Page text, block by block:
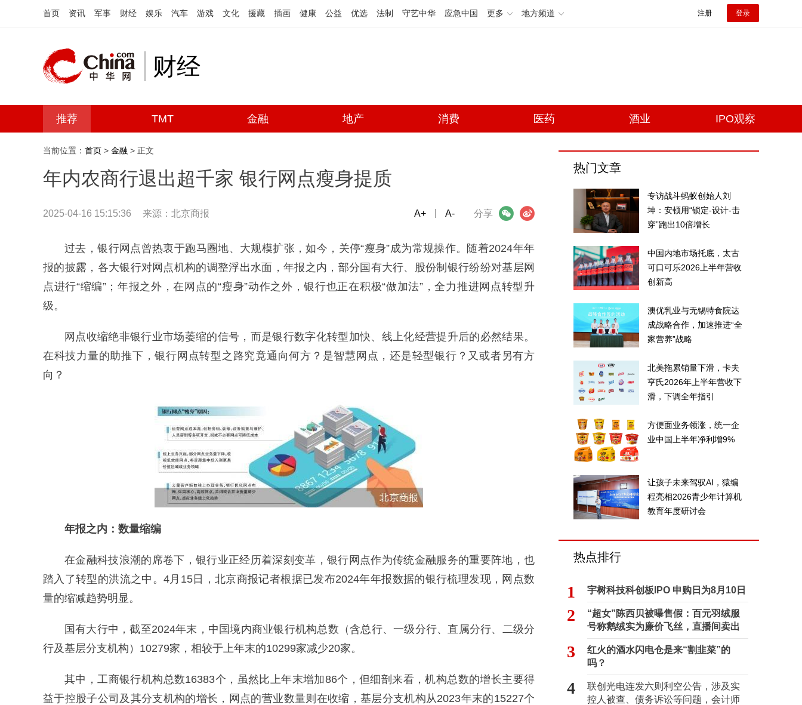
首页 资讯 军事 财经 娱乐 汽车 游戏 文化 援藏 插画 健康 公益 优选 法制 守艺中华 应急中国 更多 地方频道 注册 登录
财经
推荐 TMT 金融 地产 消费 医药 酒业 IPO观察
当前位置： 首页 > 金融 > 正文
年内农商行退出超千家 银行网点瘦身提质
2025-04-16 15:15:36 来源：北京商报 分享
微信 微博
A+ A-
过去，银行网点曾热衷于跑马圈地、大规模扩张，如今，关停“瘦身”成为常规操作。随着2024年年
报的披露，各大银行对网点机构的调整浮出水面，年报之内，部分国有大行、股份制银行纷纷对基层网
点进行“缩编”；年报之外，在网点的“瘦身”动作之外，银行也正在积极“做加法”，全力推进网点转型升
级。
网点收缩绝非银行业市场萎缩的信号，而是银行数字化转型加快、线上化经营提升后的必然结果。
在科技力量的助推下，银行网点转型之路究竟通向何方？是智慧网点，还是轻型银行？又或者另有方
向？
年报之内：数量缩编
在金融科技浪潮的席卷下，银行业正经历着深刻变革，银行网点作为传统金融服务的重要阵地，也
踏入了转型的洪流之中。4月15日，北京商报记者根据已发布2024年年报数据的银行梳理发现，网点数
量的缩减趋势明显。
国有大行中，截至2024年末，中国境内商业银行机构总数（含总行、一级分行、直属分行、二级分
行及基层分支机构）10279家，相较于上年末的10299家减少20家。
其中，工商银行机构总数16383个，虽然比上年末增加86个，但细剖来看，机构总数的增长主要得
益于控股子公司及其分支机构的增长，网点的营业数量则在收缩，基层分支机构从2023年末的15227个
热门文章
专访战斗蚂蚁创始人刘
坤：安顿用“锁定-设计-击
穿”跑出10倍增长
中国内地市场托底，太古
可口可乐2026上半年营收
创新高
澳优乳业与无锡特食院达
成战略合作，加速推进“全
家营养”战略
北美拖累销量下滑，卡夫
亨氏2026年上半年营收下
滑，下调全年指引
方便面业务领涨，统一企
业中国上半年净利增9%
让孩子未来驾驭AI，猿编
程亮相2026青少年计算机
教育年度研讨会
热点排行
1 宇树科技科创板IPO 申购日为8月10日
2
“超女”陈西贝被曝售假：百元羽绒服
号称鹅绒实为廉价飞丝，直播间卖出
超百万元
3
红火的酒水闪电仓是来“割韭菜”的
吗？
4
联创光电连发六则利空公告，涉及实
控人被查、债务诉讼等问题，会计师